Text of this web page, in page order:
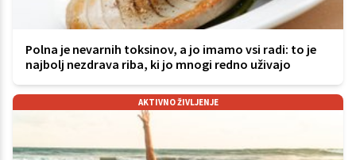
Polna je nevarnih toksinov, a jo imamo vsi radi: to je
najbolj nezdrava riba, ki jo mnogi redno uživajo
AKTIVNO ŽIVLJENJE